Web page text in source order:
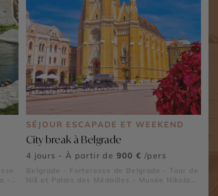
-
SÉJOUR ESCAPADE ET WEEKEND
City break à Belgrade
4 jours - À partir de 900 € /pers
Belgrade - Forteresse de Belgrade - Tour de
Niš et Palais des Médailles - Musée Nikola